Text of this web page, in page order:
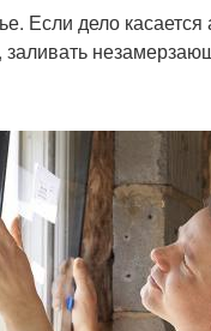
Если дело